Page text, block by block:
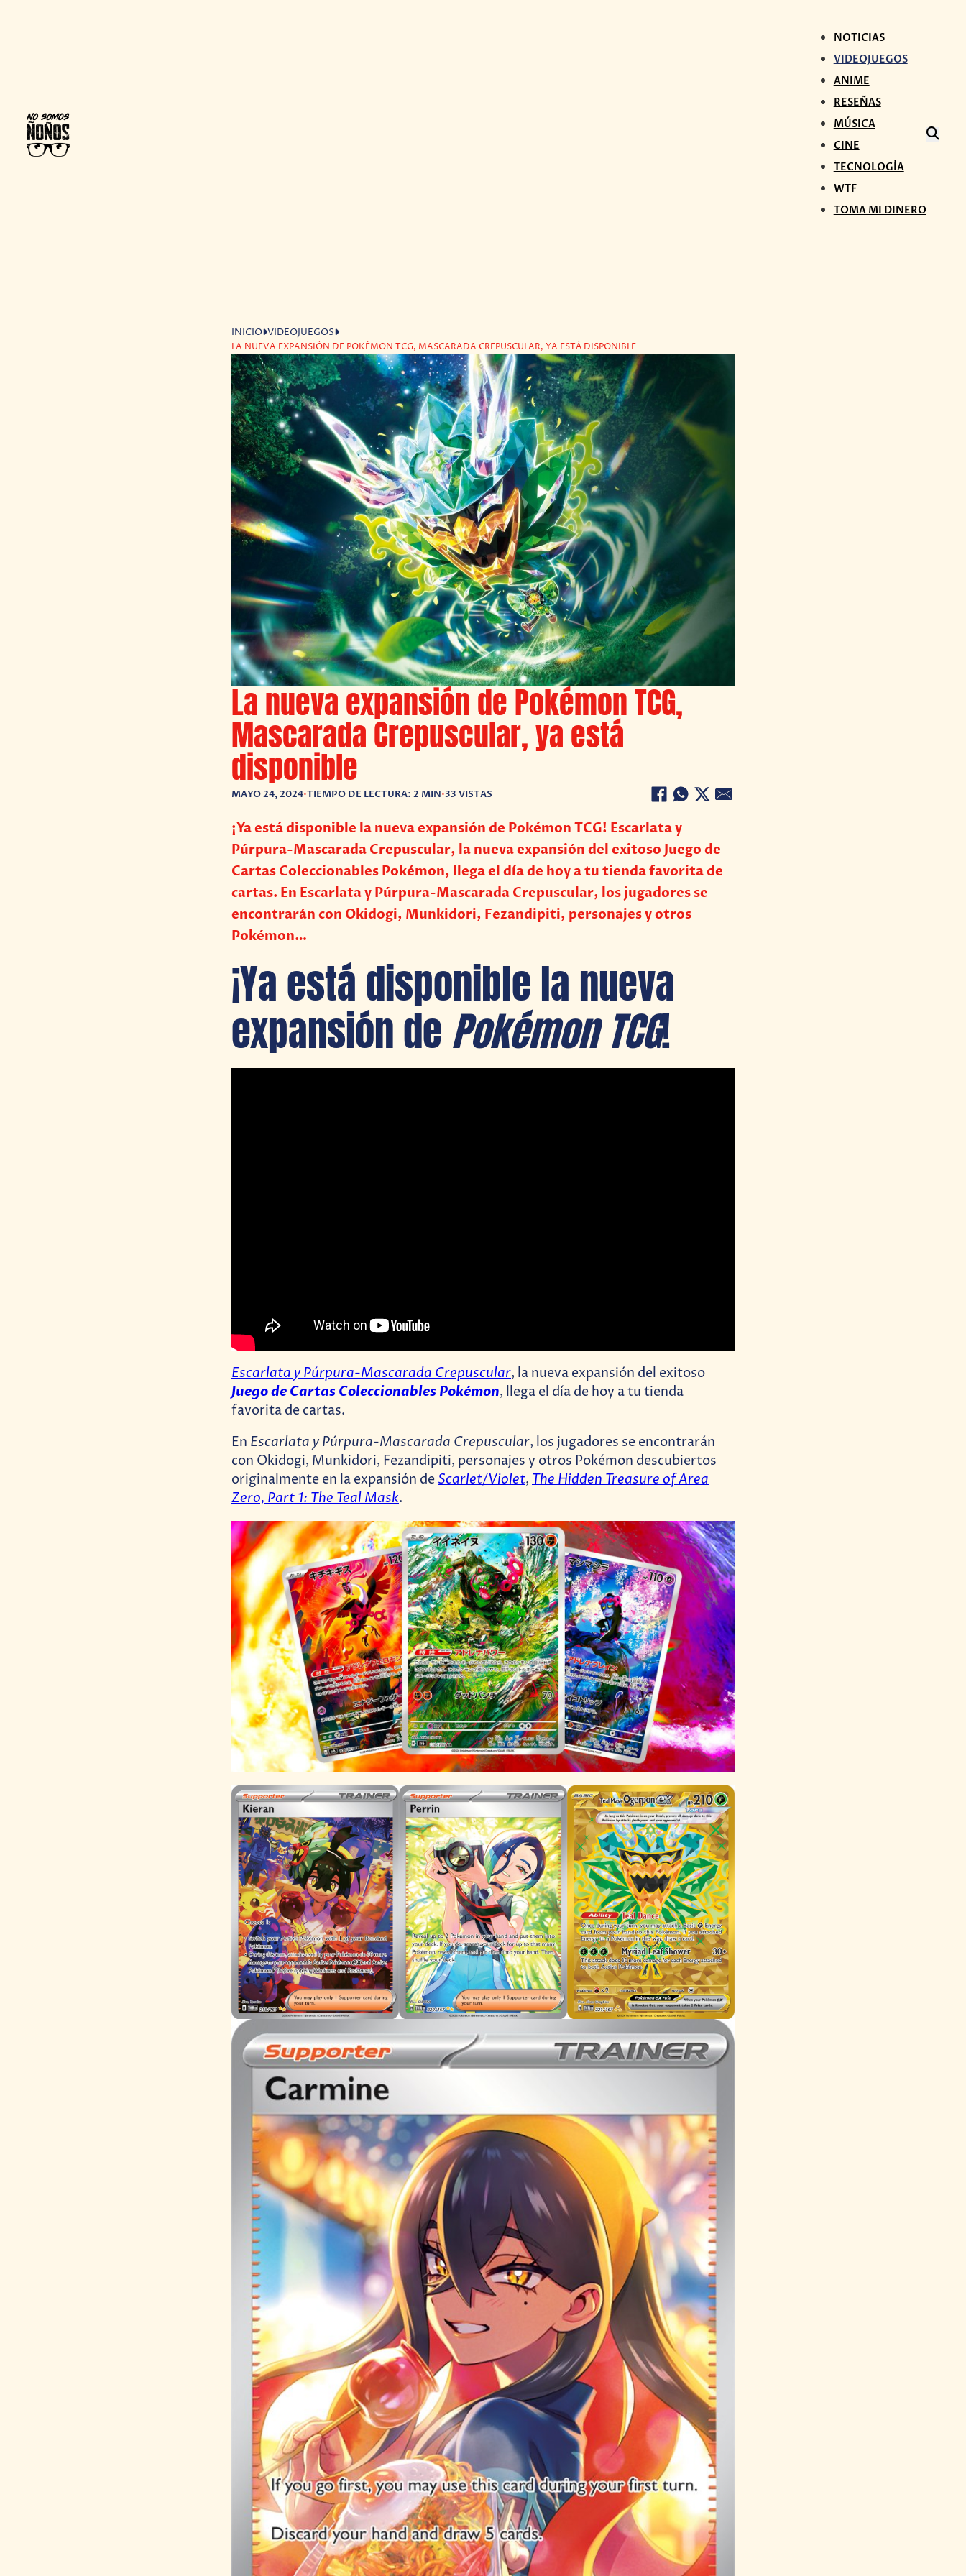
NOTICIAS
VIDEOJUEGOS
ANIME
RESEÑAS
MÚSICA
CINE
TECNOLOGÍA
WTF
TOMA MI DINERO
INICIO VIDEOJUEGOS
LA NUEVA EXPANSIÓN DE POKÉMON TCG, MASCARADA CREPUSCULAR, YA ESTÁ DISPONIBLE
La nueva expansión de Pokémon TCG,
Mascarada Crepuscular, ya está
disponible
MAYO 24, 2024•TIEMPO DE LECTURA: 2 MIN•33 VISTAS
¡Ya está disponible la nueva expansión de Pokémon TCG! Escarlata y
Púrpura-Mascarada Crepuscular, la nueva expansión del exitoso Juego de
Cartas Coleccionables Pokémon, llega el día de hoy a tu tienda favorita de
cartas. En Escarlata y Púrpura-Mascarada Crepuscular, los jugadores se
encontrarán con Okidogi, Munkidori, Fezandipiti, personajes y otros
Pokémon…
¡Ya está disponible la nueva
expansión dePokémon TCG!
Escarlata y Púrpura-Mascarada Crepuscular, la nueva expansión del exitoso
Juego de Cartas Coleccionables Pokémon, llega el día de hoy a tu tienda
favorita de cartas.
En Escarlata y Púrpura-Mascarada Crepuscular, los jugadores se encontrarán
con Okidogi, Munkidori, Fezandipiti, personajes y otros Pokémon descubiertos
originalmente en la expansión de Scarlet/Violet, The Hidden Treasure of Area
Zero, Part 1: The Teal Mask.